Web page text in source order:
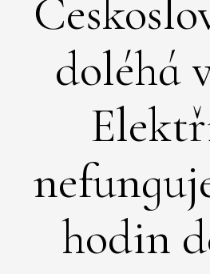
doléhá
hodin